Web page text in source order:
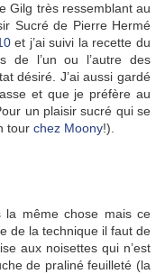
Gilg très ressemblant au
Sucré de Pierre Hermé
et j’ai suivi la recette du
de l’un ou l’autre des
désiré. J’ai aussi gardé
et que je préfère au
un plaisir sucré qui se
tour chez Moony!).
la même chose mais ce
de la technique il faut de
aux noisettes qui n’est
de praliné feuilleté (la